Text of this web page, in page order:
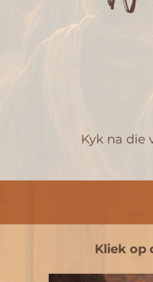
Kyk na die
Kliek op